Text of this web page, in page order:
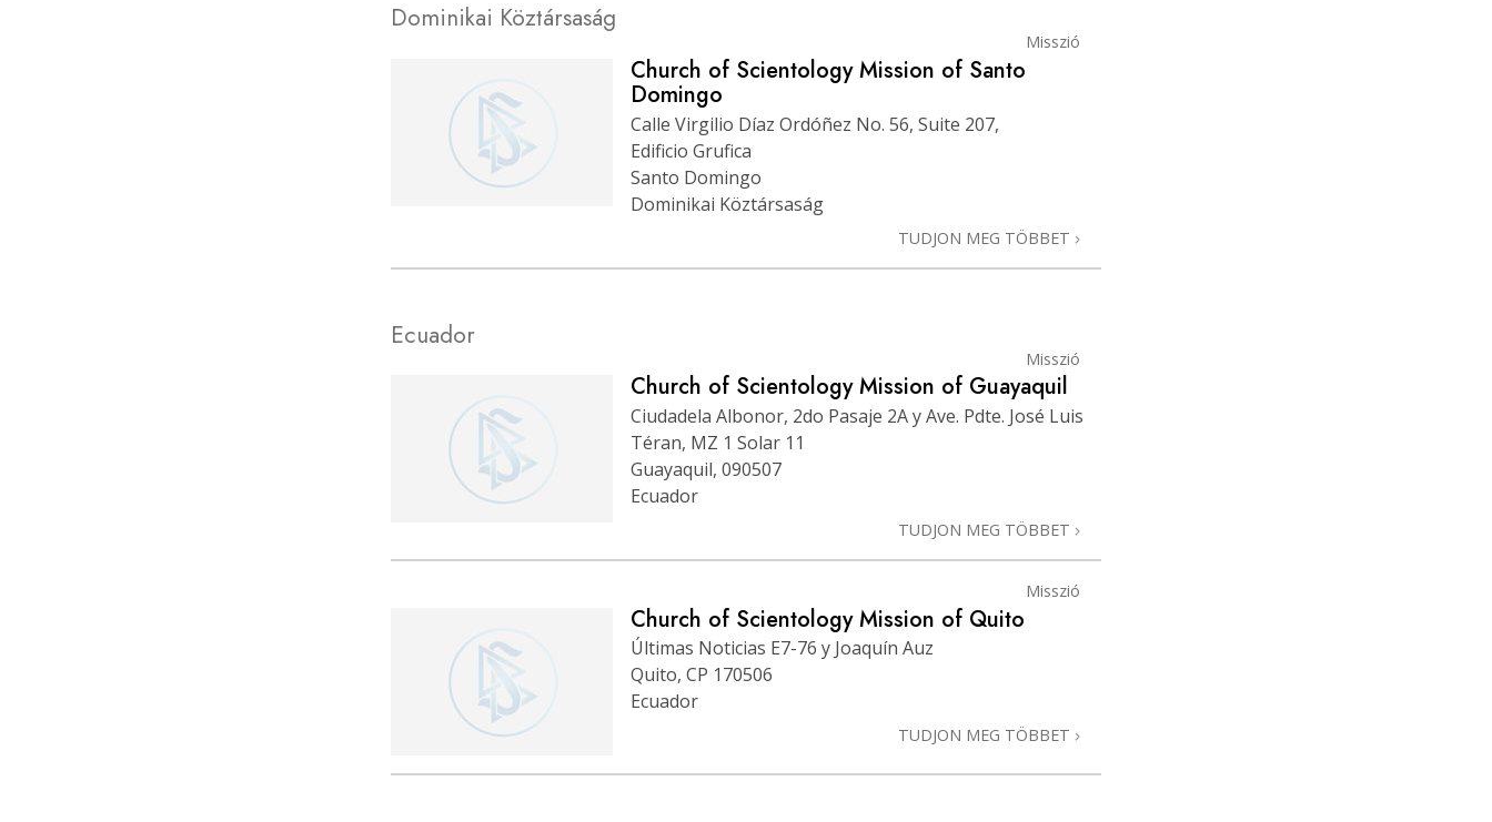
Dominikai Köztársaság
Misszió
Church of Scientology Mission of Santo
Domingo
Calle Virgilio Díaz Ordóñez No. 56, Suite 207,
Edificio Grufica
Santo Domingo
Dominikai Köztársaság
TUDJON MEG TÖBBET
Ecuador
Misszió
Church of Scientology Mission of Guayaquil
Ciudadela Albonor, 2do Pasaje 2A y Ave. Pdte. José Luis
Téran, MZ 1 Solar 11
Guayaquil, 090507
Ecuador
TUDJON MEG TÖBBET
Misszió
Church of Scientology Mission of Quito
Últimas Noticias E7-76 y Joaquín Auz
Quito, CP 170506
Ecuador
TUDJON MEG TÖBBET